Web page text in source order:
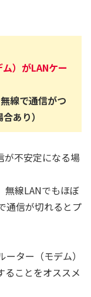
）がLANケー
線で通信がつ
あり）
が不安定になる場
無線LANでもほぼ
通信が切れるとプ
ター（モデム）
ることをオススメ